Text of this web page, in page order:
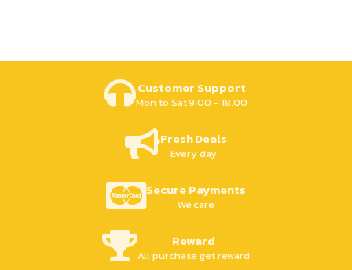
Customer Support
Mon to Sat 9.00 - 18.00
Fresh Deals
Every day
Secure Payments
We care
Reward
All purchase get reward